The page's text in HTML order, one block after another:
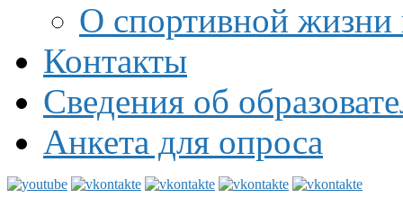
О спортивной жизни
Контакты
Сведения об
Анкета для опроса